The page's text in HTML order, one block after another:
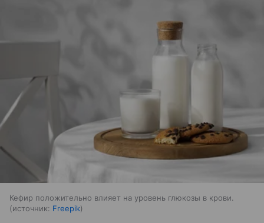
Кефир положительно влияет на уровень глюкозы в крови.
источник: Freepik